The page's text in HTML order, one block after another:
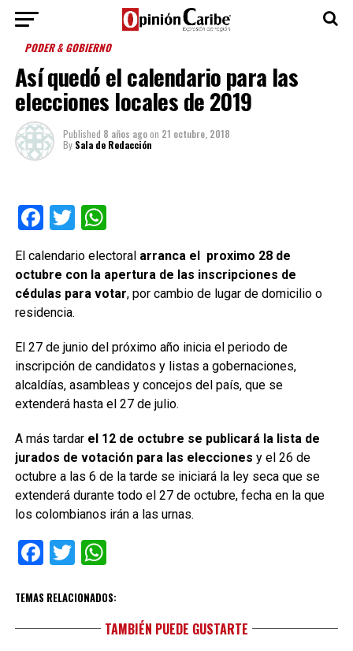
PODER & GOBIERNO
Así quedó el calendario para las
elecciones locales de 2019
Published 8 años agoon 21 octubre, 2018
By Sala de Redacción
Facebook
TwitterWhatsApp
El calendario electoral arranca el proximo 28 de
octubre con la apertura de las inscripciones de
cédulas para votar, por cambio de lugar de domicilio o
residencia.
El 27 de junio del próximo año inicia el periodo de
inscripción de candidatos y listas a gobernaciones,
alcaldías, asambleas y concejos del país, que se
extenderá hasta el 27 de julio.
A más tardar el 12 de octubre se publicará la lista de
jurados de votación para las elecciones y el 26 de
octubre a las 6 de la tarde se iniciará la ley seca que se
extenderá durante todo el 27 de octubre, fecha en la que
los colombianos irán a las urnas.
Facebook
TwitterWhatsApp
TEMAS RELACIONADOS:
TAMBIÉN PUEDE GUSTARTE